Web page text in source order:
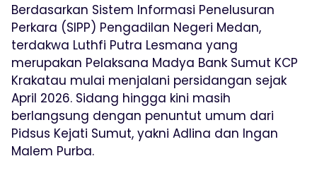
Berdasarkan Sistem Informasi Penelusuran
Perkara (SIPP) Pengadilan Negeri Medan,
terdakwa Luthfi Putra Lesmana yang
merupakan Pelaksana Madya Bank Sumut KCP
Krakatau mulai menjalani persidangan sejak
April 2026. Sidang hingga kini masih
berlangsung dengan penuntut umum dari
Pidsus Kejati Sumut, yakni Adlina dan Ingan
Malem Purba.